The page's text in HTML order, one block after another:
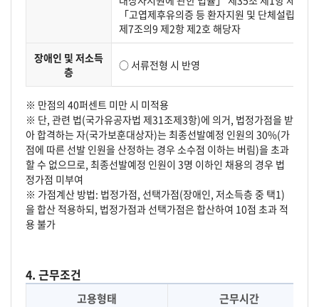
「고엽제후유의증 등 환자지원 및 단체설립에
제7조의9 제2항 제2호 해당자
장애인 및 저소득
층
○ 서류전형 시 반영
※ 만점의 40퍼센트 미만 시 미적용
※ 단, 관련 법(국가유공자법 제31조제3항)에 의거, 법정가점을 받
아 합격하는 자(국가보훈대상자)는 최종선발예정 인원의 30%(가
점에 따른 선발 인원을 산정하는 경우 소수점 이하는 버림)을 초과
할 수 없으므로, 최종선발예정 인원이 3명 이하인 채용의 경우 법
정가점 미부여
※ 가점계산 방법: 법정가점, 선택가점(장애인, 저소득층 중 택1)
을 합산 적용하되, 법정가점과 선택가점은 합산하여 10점 초과 적
용 불가
4. 근무조건
고용형태 근무시간